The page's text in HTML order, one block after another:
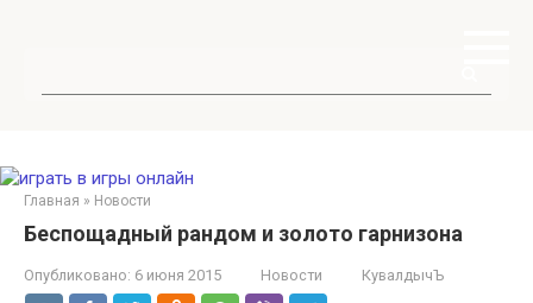
Главная » Новости
Беспощадный рандом и золото гарнизона
Опубликовано: 6 июня 2015 Новости КувалдычЪ